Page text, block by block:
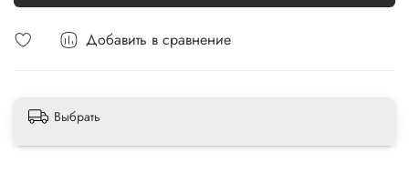
Добавить в сравнение
Выбрать